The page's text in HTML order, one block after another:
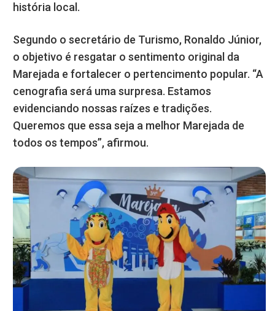
história local.
Segundo o secretário de Turismo, Ronaldo Júnior,
o objetivo é resgatar o sentimento original da
Marejada e fortalecer o pertencimento popular. “A
cenografia será uma surpresa. Estamos
evidenciando nossas raízes e tradições.
Queremos que essa seja a melhor Marejada de
todos os tempos”, afirmou.